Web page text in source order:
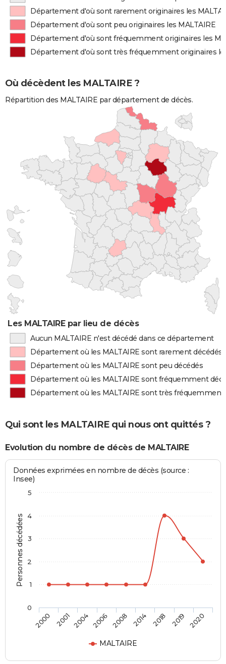
Département d'où sont rarement originaires les
Département d'où sont peu originaires les MALTAIRE
Département d'où sont fréquemment originaires les
Département d'où sont très fréquemment originaires
Où décèdent les MALTAIRE ?
Répartition des MALTAIRE par département de décès.
Les MALTAIRE par lieu de décès
Aucun MALTAIRE n'est décédé dans ce département
Département où les MALTAIRE sont rarement décédés
Département où les MALTAIRE sont peu décédés
Département où les MALTAIRE sont fréquemment
Département où les MALTAIRE sont très fréquemment
Qui sont les MALTAIRE qui nous ont quittés ?
Evolution du nombre de décès de MALTAIRE
Personnes décédées
Données exprimées en nombre de décès (source :
Insee)
MALTAIRE
2000 2001 2004 2006 2008 2014 2018 2019 2020
0
1
2
3
4
5